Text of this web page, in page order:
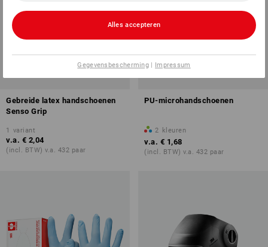
Gebreide latex handschoenen
Senso Grip
1 variant
v.a. € 2,04
(incl. BTW) v.a. 432 paar
PU-microhandschoenen
2 kleuren
v.a. € 1,68
(incl. BTW) v.a. 432 paar
Alles accepteren
Gegevensbescherming | Impressum